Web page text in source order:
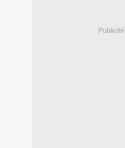
Publicité